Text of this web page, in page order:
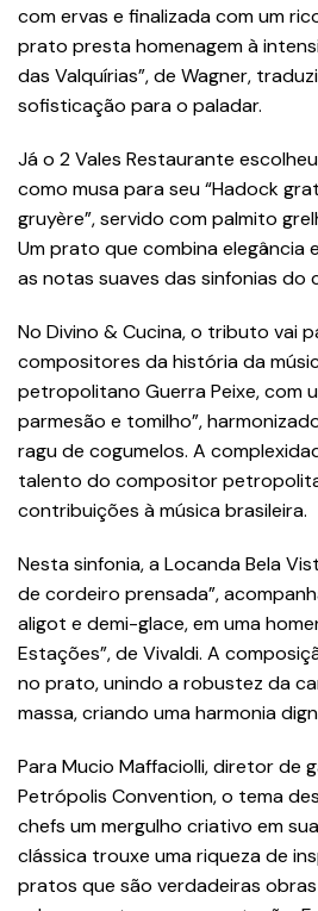
com ervas e finalizada com um
prato presta homenagem à
das Valquírias”, de Wagner,
sofisticação para o paladar.
Já o 2 Vales Restaurante
como musa para seu “Hadock
gruyère”, servido com palmito
Um prato que combina elegância
as notas suaves das sinfonias do
No Divino & Cucina, o tributo vai
compositores da história da
petropolitano Guerra Peixe, com
parmesão e tomilho”,
ragu de cogumelos. A
talento do compositor
contribuições à música brasileira.
Nesta sinfonia, a Locanda Bela
de cordeiro prensada”,
aligot e demi-glace, em uma
Estações”, de Vivaldi. A
no prato, unindo a robustez da
massa, criando uma harmonia
Para Mucio Maffaciolli, diretor de
Petrópolis Convention, o tema
chefs um mergulho criativo em
clássica trouxe uma riqueza de
pratos que são verdadeiras